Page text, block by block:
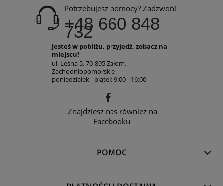
Potrzebujesz pomocy? Zadzwoń!
+48 660 848
732
Jesteś w pobliżu, przyjedź, zobacz na
miejscu!
ul. Leśna 5, 70-895 Załom,
Zachodniopomorskie
poniedziałek - piątek 9:00 - 16:00
Znajdziesz nas również na
Facebooku
POMOC